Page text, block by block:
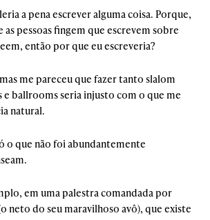
a pena escrever alguma coisa. Porque,
as pessoas fingem que escrevem sobre
então por que eu escreveria?
me pareceu que fazer tanto slalom
e ballrooms seria injusto com o que me
natural.
o que não foi abundantemente
em uma palestra comandada por
neto do seu maravilhoso avô), que existe